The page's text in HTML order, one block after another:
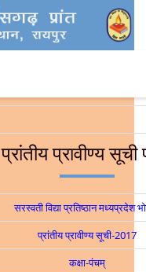
प्रांतीय प्रावीण्य
सरस्वती विद्या प्रतिष्ठान मध्यप्रदेश
प्रांतीय प्रावीण्य सूची-2017
कक्षा-पंचम्